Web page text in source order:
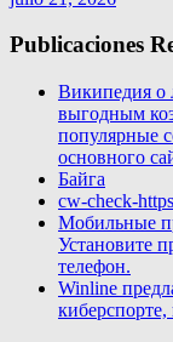
Publicaciones
Википедия о
выгодным
популярные
основного
Байга
cw-check-
Мобильные
Установите
телефон.
Winline